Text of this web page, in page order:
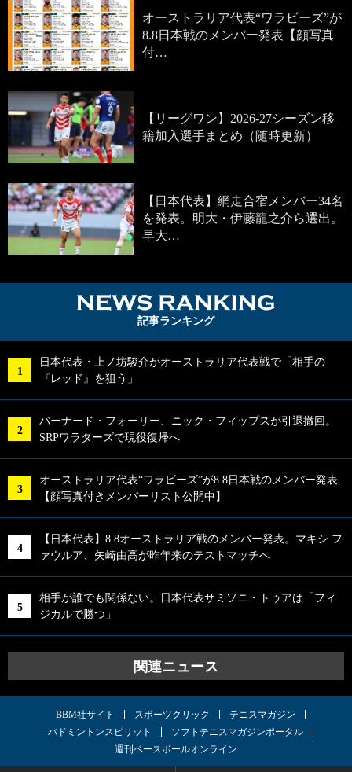
オーストラリア代表“ワラビーズ”が
8.8日本戦のメンバー発表【顔写真
付…
【リーグワン】2026-27シーズン移
籍加入選手まとめ（随時更新）
【日本代表】網走合宿メンバー34名
を発表。明大・伊藤龍之介ら選出。
早大…
記事ランキング
日本代表・上ノ坊駿介がオーストラリア代表戦で「相手の
『レッド』を狙う」
バーナード・フォーリー、ニック・フィップスが引退撤回。
SRPワラターズで現役復帰へ
オーストラリア代表“ワラビーズ”が8.8日本戦のメンバー発表
【顔写真付きメンバーリスト公開中】
【日本代表】8.8オーストラリア戦のメンバー発表。マキシ フ
ァウルア、矢崎由高が昨年来のテストマッチへ
相手が誰でも関係ない。日本代表サミソニ・トゥアは「フィ
ジカルで勝つ」
関連ニュース
BBM社サイト スポーツクリック
テニスマガジン
バドミントンスピリット
ソフトテニスマガジンポータル
週刊ベースボールオンライン